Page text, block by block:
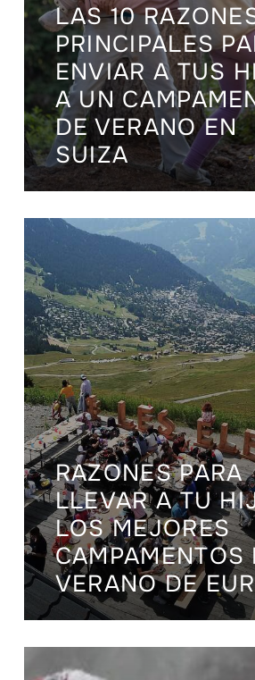
LAS 10
PRINCIPALES
ENVIAR A TUS
A UN
DE VERANO EN
SUIZA
RAZONES PARA
LLEVAR A TU
LOS MEJORES
CAMPAMENTOS
VERANO DE